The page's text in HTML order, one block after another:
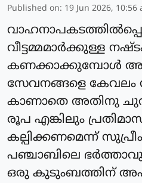
Published on: 19 Jun 2026, 10:56
വീട്ടമ്മമാർക്കുള്ള
കണക്കാക്കുമ്പോൾ
സേവനങ്ങളെ കേവലം
കാണാതെ അതിനു
രൂപ എങ്കിലും
കല്പിക്കണമെന്ന്
പഞ്ചാബിലെ
ഒരു കുടുംബത്തിന്